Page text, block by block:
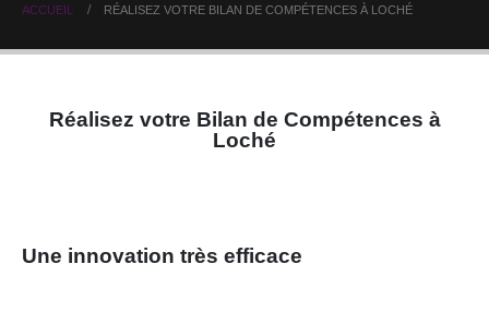
ACCUEIL RÉALISEZ VOTRE BILAN DE COMPÉTENCES À LOCHÉ
Réalisez votre Bilan de Compétences à
Loché
Une innovation très efficace